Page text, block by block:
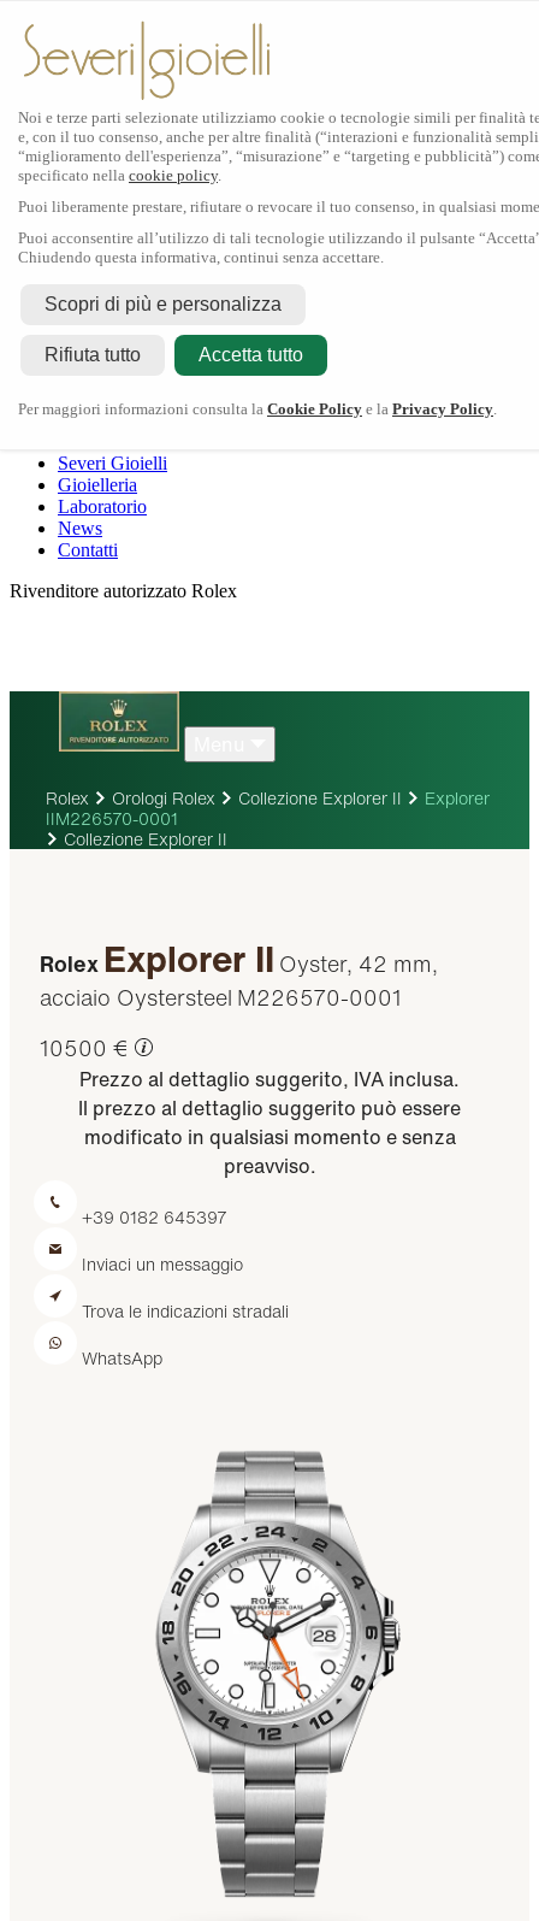
Rolex
Rolex Certified Pre-Owned
Tudor
La collezioneTudor shop
Dodo
Severi Gioielli
Gioielleria
Laboratorio
News
Contatti
Rivenditore autorizzato Rolex
Scopri Rolex
Orologi Rolex
Nuovi modelli 2026
Accessori Rolex
L'arte dell'orologeria
Manutenzione
Oyster Story
Contattaci
Rolex Orologi Rolex Collezione Explorer II
Explorer
IIM226570-0001
Collezione Explorer II
Rolex Explorer II Oyster, 42 mm,
acciaio Oystersteel M226570-0001
10500 €
Prezzo al dettaglio suggerito, IVA inclusa.
Il prezzo al dettaglio suggerito può essere
modificato in qualsiasi momento e senza
preavviso.
+39 0182 645397
Inviaci un messaggio
Trova le indicazioni stradali
WhatsApp
Noi e terze parti selezionate utilizziamo cookie o tecnologie simili per finalità
e, con il tuo consenso, anche per altre finalità (“interazioni e funzionalità
“miglioramento dell'esperienza”, “misurazione” e “targeting e pubblicità”)
specificato nella cookie policy.
Puoi liberamente prestare, rifiutare o revocare il tuo consenso, in qualsiasi
Puoi acconsentire all’utilizzo di tali tecnologie utilizzando il pulsante
Chiudendo questa informativa, continui senza accettare.
Scopri di più e personalizza
Rifiuta tutto Accetta tutto
Per maggiori informazioni consulta la Cookie Policy e la Privacy Policy.